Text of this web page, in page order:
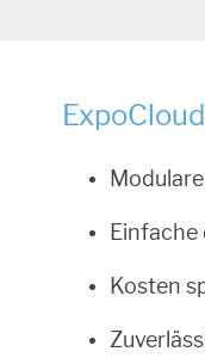
ExpoCloud
Kosten